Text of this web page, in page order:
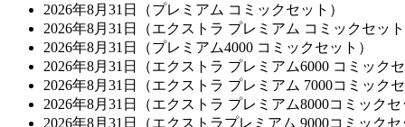
2026年8月31日（プレミアム コミックセット）
2026年8月31日（エクストラ プレミアム コミックセット
2026年8月31日（プレミアム4000 コミックセット）
2026年8月31日（エクストラ プレミアム6000 コミックセ
2026年8月31日（エクストラ プレミアム 7000コミックセ
2026年8月31日（エクストラ プレミアム8000コミックセ
2026年8月31日（エクストラプレミアム 9000コミックセ